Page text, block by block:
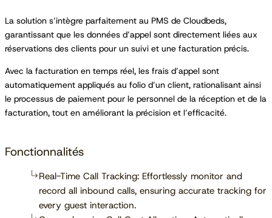
La solution s’intègre parfaitement au PMS de Cloudbeds,
garantissant que les données d’appel sont directement liées aux
réservations des clients pour un suivi et une facturation précis.
Avec la facturation en temps réel, les frais d’appel sont
automatiquement appliqués au folio d’un client, rationalisant ainsi
le processus de paiement pour le personnel de la réception et de la
facturation, tout en améliorant la précision et l’efficacité.
Fonctionnalités
Real-Time Call Tracking: Effortlessly monitor and
record all inbound calls, ensuring accurate tracking for
every guest interaction.